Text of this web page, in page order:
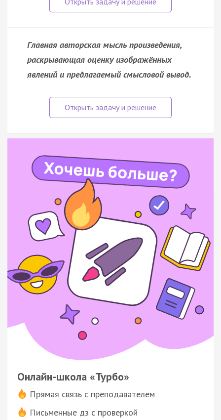
Главная авторская мысль произведения,
раскрывающая оценку изображённых
явлений и предлагаемый смысловой вывод.
Онлайн-школа «Турбо»
Прямая связь с преподавателем
Письменные дз с проверкой